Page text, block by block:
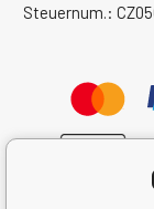
Steuernum.: